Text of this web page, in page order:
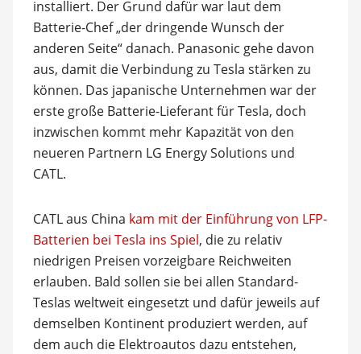
installiert. Der Grund dafür war laut dem
Batterie-Chef „der dringende Wunsch der
anderen Seite“ danach. Panasonic gehe davon
aus, damit die Verbindung zu Tesla stärken zu
können. Das japanische Unternehmen war der
erste große Batterie-Lieferant für Tesla, doch
inzwischen kommt mehr Kapazität von den
neueren Partnern LG Energy Solutions und
CATL.
CATL aus China kam mit der Einführung von LFP-
Batterien bei Tesla ins Spiel, die zu relativ
niedrigen Preisen vorzeigbare Reichweiten
erlauben. Bald sollen sie bei allen Standard-
Teslas weltweit eingesetzt und dafür jeweils auf
demselben Kontinent produziert werden, auf
dem auch die Elektroautos dazu entstehen,